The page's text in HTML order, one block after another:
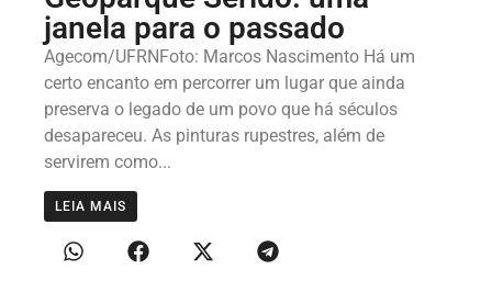
janela para o passado
Agecom/UFRNFoto: Marcos Nascimento Há um
certo encanto em percorrer um lugar que ainda
preserva o legado de um povo que há séculos
desapareceu. As pinturas rupestres, além de
servirem como...
LEIA MAIS